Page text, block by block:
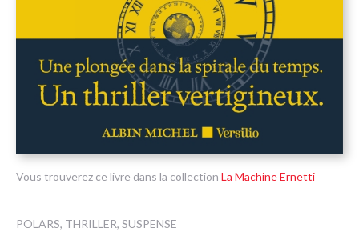
Vous trouverez ce livre dans la collection La Machine Ernetti
POLARS, THRILLER, SUSPENSE